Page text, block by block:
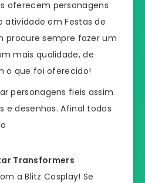
oferecem personagens
atividade em Festas de
procure sempre fazer um
mais qualidade, de
o que foi oferecido!
personagens fieis assim
e desenhos. Afinal todos
Transformers
a Blitz Cosplay! Se